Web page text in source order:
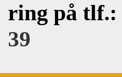
ring på tlf.:
39